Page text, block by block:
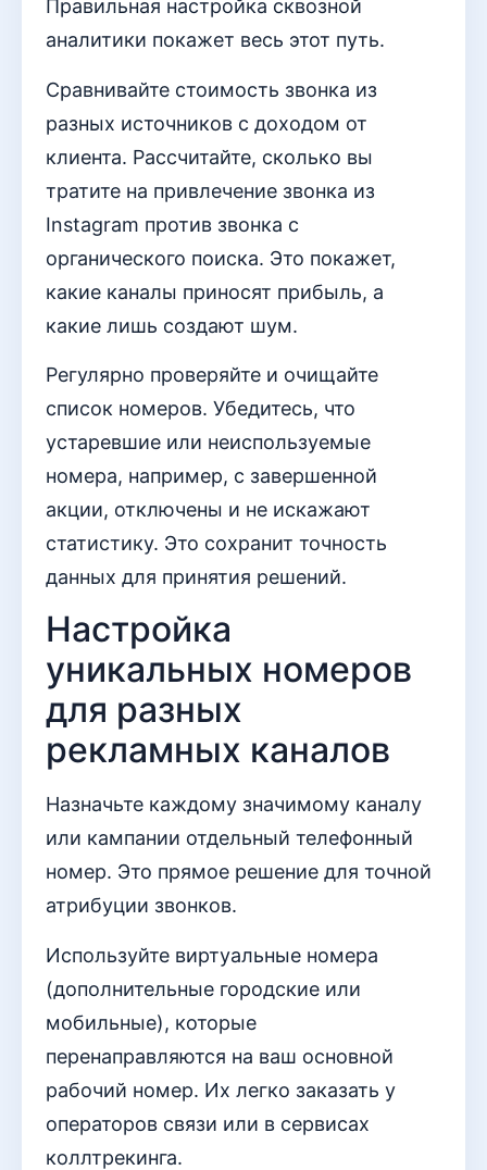
Правильная настройка сквозной
аналитики покажет весь этот путь.
Сравнивайте стоимость звонка из
разных источников с доходом от
клиента. Рассчитайте, сколько вы
тратите на привлечение звонка из
Instagram против звонка с
органического поиска. Это покажет,
какие каналы приносят прибыль, а
какие лишь создают шум.
Регулярно проверяйте и очищайте
список номеров. Убедитесь, что
устаревшие или неиспользуемые
номера, например, с завершенной
акции, отключены и не искажают
статистику. Это сохранит точность
данных для принятия решений.
Настройка
уникальных номеров
для разных
рекламных каналов
Назначьте каждому значимому каналу
или кампании отдельный телефонный
номер. Это прямое решение для точной
атрибуции звонков.
Используйте виртуальные номера
(дополнительные городские или
мобильные), которые
перенаправляются на ваш основной
рабочий номер. Их легко заказать у
операторов связи или в сервисах
коллтрекинга.